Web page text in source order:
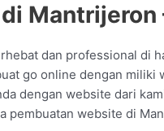
Mantrijeron
dan professional di
go online dengan miliki
dengan website dari
pembuatan website di